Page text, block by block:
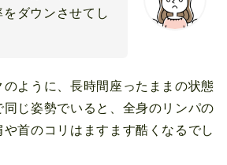
ダウンさせてし
ように、長時間座ったままの状態
じ姿勢でいると、全身のリンパの
首のコリはますます酷くなるでし